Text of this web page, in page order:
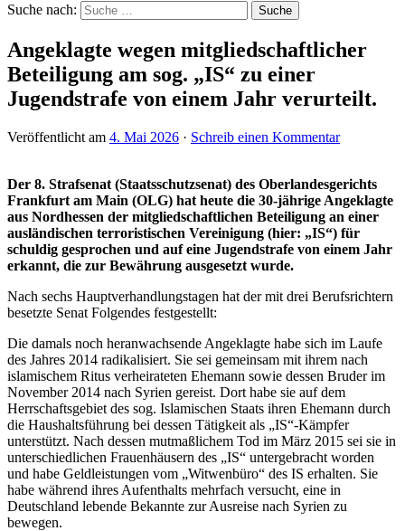
Suche nach:
Angeklagte wegen mitgliedschaftlicher
Beteiligung am sog. „IS“ zu einer
Jugendstrafe von einem Jahr verurteilt.
Veröffentlicht am 4. Mai 2026 · Schreib einen Kommentar
Der 8. Strafsenat (Staatsschutzsenat) des Oberlandesgerichts
Frankfurt am Main (OLG) hat heute die 30-jährige Angeklagte
aus Nordhessen der mitgliedschaftlichen Beteiligung an einer
ausländischen terroristischen Vereinigung (hier: „IS“) für
schuldig gesprochen und auf eine Jugendstrafe von einem Jahr
erkannt, die zur Bewährung ausgesetzt wurde.
Nach sechs Hauptverhandlungstagen hat der mit drei Berufsrichtern
besetzte Senat Folgendes festgestellt:
Die damals noch heranwachsende Angeklagte habe sich im Laufe
des Jahres 2014 radikalisiert. Sie sei gemeinsam mit ihrem nach
islamischem Ritus verheirateten Ehemann sowie dessen Bruder im
November 2014 nach Syrien gereist. Dort habe sie auf dem
Herrschaftsgebiet des sog. Islamischen Staats ihren Ehemann durch
die Haushaltsführung bei dessen Tätigkeit als „IS“-Kämpfer
unterstützt. Nach dessen mutmaßlichem Tod im März 2015 sei sie in
unterschiedlichen Frauenhäusern des „IS“ untergebracht worden
und habe Geldleistungen vom „Witwenbüro“ des IS erhalten. Sie
habe während ihres Aufenthalts mehrfach versucht, eine in
Deutschland lebende Bekannte zur Ausreise nach Syrien zu
bewegen.